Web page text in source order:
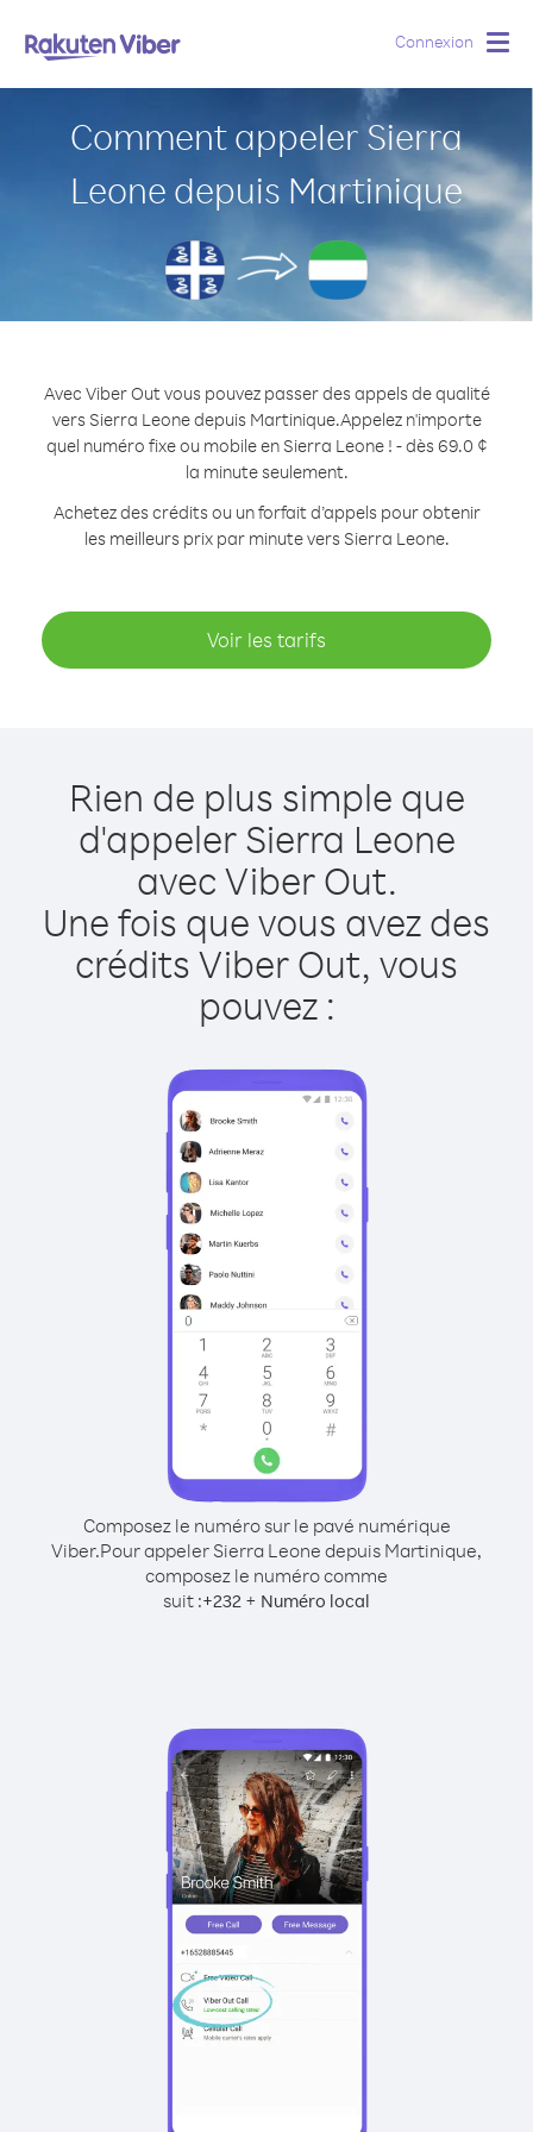
Connexion
Comment appeler Sierra
Leone depuis Martinique
Avec Viber Out vous pouvez passer des appels de qualité
vers Sierra Leone depuis Martinique.Appelez n'importe
quel numéro fixe ou mobile en Sierra Leone ! - dès 69.0 ¢
la minute seulement.
Achetez des crédits ou un forfait d’appels pour obtenir
les meilleurs prix par minute vers Sierra Leone.
Voir les tarifs
Rien de plus simple que
d'appeler Sierra Leone
avec Viber Out.
Une fois que vous avez des
crédits Viber Out, vous
pouvez :
Composez le numéro sur le pavé numérique
Viber.Pour appeler Sierra Leone depuis Martinique,
composez le numéro comme
suit :+232 + Numéro local